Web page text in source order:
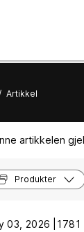
Artikkel
artikkelen
Produkter
03, 2026 | 1781